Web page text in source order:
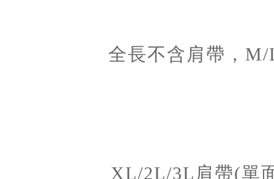
全長不含肩帶，
XL/2L/3L肩帶(單